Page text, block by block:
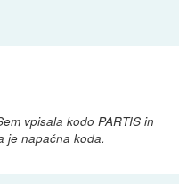
vpisala kodo PARTIS in
je napačna koda.